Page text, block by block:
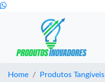
Home Produtos Tangíveis